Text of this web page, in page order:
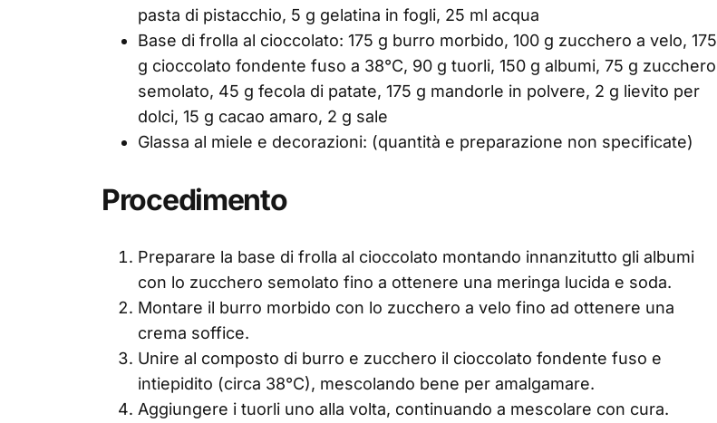
pasta di pistacchio, 5 g gelatina in fogli, 25 ml acqua
Base di frolla al cioccolato: 175 g burro morbido, 100 g zucchero a velo, 175
g cioccolato fondente fuso a 38°C, 90 g tuorli, 150 g albumi, 75 g zucchero
semolato, 45 g fecola di patate, 175 g mandorle in polvere, 2 g lievito per
dolci, 15 g cacao amaro, 2 g sale
Glassa al miele e decorazioni: (quantità e preparazione non specificate)
Procedimento
Preparare la base di frolla al cioccolato montando innanzitutto gli albumi
con lo zucchero semolato fino a ottenere una meringa lucida e soda.
Montare il burro morbido con lo zucchero a velo fino ad ottenere una
crema soffice.
Unire al composto di burro e zucchero il cioccolato fondente fuso e
intiepidito (circa 38°C), mescolando bene per amalgamare.
Aggiungere i tuorli uno alla volta, continuando a mescolare con cura.